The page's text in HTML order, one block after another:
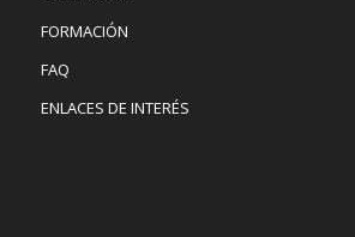
FORMACIÓN
FAQ
ENLACES DE INTERÉS